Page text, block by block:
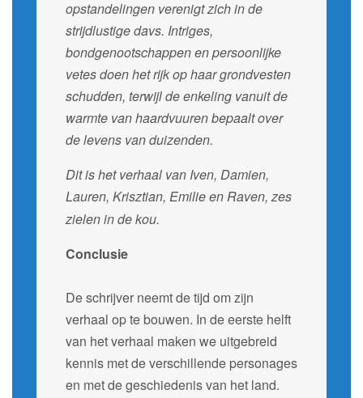
opstandelingen verenigt zich in de
strijdlustige davs. Intriges,
bondgenootschappen en persoonlijke
vetes doen het rijk op haar grondvesten
schudden, terwijl de enkeling vanuit de
warmte van haardvuuren bepaalt over
de levens van duizenden.
Dit is het verhaal van Iven, Damien,
Lauren, Krisztian, Emilieen Raven, zes
zielen in de kou.
Conclusie
De schrijver neemt de tijd om zijn
verhaal op te bouwen. In de eerste helft
van het verhaal maken we uitgebreid
kennis met de verschillende personages
en met de geschiedenis van het land.